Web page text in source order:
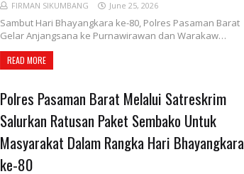
FIRMAN SIKUMBANG June 25, 2026
Sambut Hari Bhayangkara ke-80, Polres Pasaman Barat
Gelar Anjangsana ke Purnawirawan dan Warakaw…
READ MORE
Polres Pasaman Barat Melalui Satreskrim
Salurkan Ratusan Paket Sembako Untuk
Masyarakat Dalam Rangka Hari Bhayangkara
ke-80